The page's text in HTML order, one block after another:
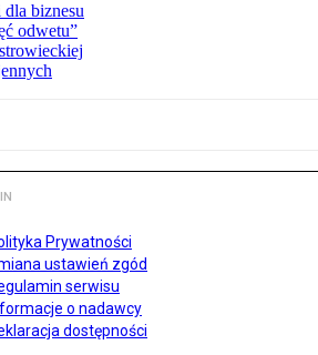
biznesu
odwetu”
Prywatności
ustawień zgód
serwisu
o nadawcy
dostępności